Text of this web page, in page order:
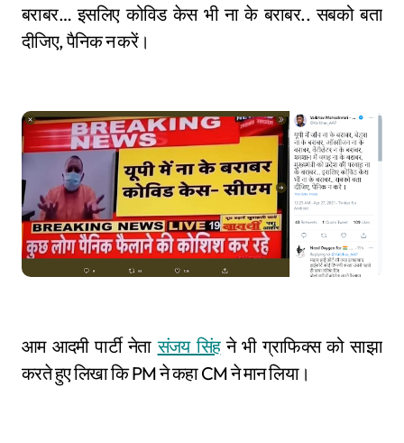
बराबर… इसलिए कोविड केस भी ना के बराबर.. सबको बता
दीजिए, पैनिक न करें।
आम आदमी पार्टी नेतासंजय सिंहने भी ग्राफिक्स को साझा
करते हुए लिखा कि PM ने कहा CM ने मान लिया।